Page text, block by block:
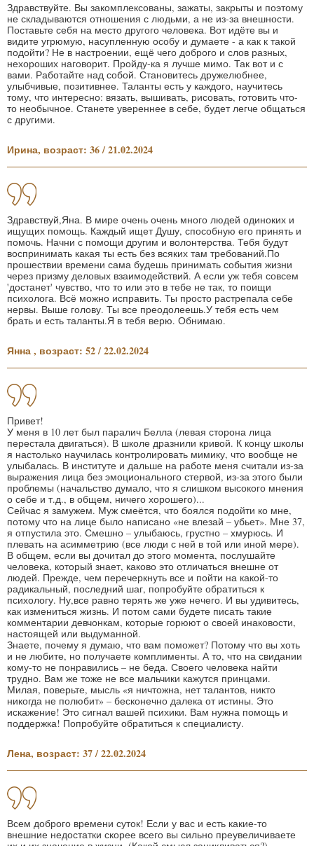
Здравствуйте. Вы закомплексованы, зажаты, закрыты и поэтому
не складываются отношения с людьми, а не из-за внешности.
Поставьте себя на место другого человека. Вот идёте вы и
видите угрюмую, насупленную особу и думаете - а как к такой
подойти? Не в настроении, ещё чего доброго и слов разных,
нехороших наговорит. Пройду-ка я лучше мимо. Так вот и с
вами. Работайте над собой. Становитесь дружелюбнее,
улыбчивые, позитивнее. Таланты есть у каждого, научитесь
тому, что интересно: вязать, вышивать, рисовать, готовить что-
то необычное. Станете увереннее в себе, будет легче общаться
с другими.
Ирина, возраст: 36 / 21.02.2024
Здравствуй,Яна. В мире очень очень много людей одиноких и
ищущих помощь. Каждый ищет Душу, способную его принять и
помочь. Начни с помощи другим и волонтерства. Тебя будут
воспринимать какая ты есть без всяких там требований.По
прошествии времени сама будешь принимать события жизни
через призму деловых взаимодействий. А если уж тебя совсем
'достанет' чувство, что то или это в тебе не так, то поищи
психолога. Всё можно исправить. Ты просто растрепала себе
нервы. Выше голову. Ты все преодолеешь.У тебя есть чем
брать и есть таланты.Я в тебя верю. Обнимаю.
Янна , возраст: 52 / 22.02.2024
Привет!
У меня в 10 лет был паралич Белла (левая сторона лица
перестала двигаться). В школе дразнили кривой. К концу школы
я настолько научилась контролировать мимику, что вообще не
улыбалась. В институте и дальше на работе меня считали из-за
выражения лица без эмоционального стервой, из-за этого были
проблемы (начальство думало, что я слишком высокого мнения
о себе и т.д., в общем, ничего хорошего)...
Сейчас я замужем. Муж смеётся, что боялся подойти ко мне,
потому что на лице было написано «не влезай – убьет». Мне 37,
я отпустила это. Смешно – улыбаюсь, грустно – хмурюсь. И
плевать на асимметрию (все люди с ней в той или иной мере).
В общем, если вы дочитал до этого момента, послушайте
человека, который знает, каково это отличаться внешне от
людей. Прежде, чем перечеркнуть все и пойти на какой-то
радикальный, последний шаг, попробуйте обратиться к
психологу. Ну,все равно терять же уже нечего. И вы удивитесь,
как измениться жизнь. И потом сами будете писать такие
комментарии девчонкам, которые горюют о своей инаковости,
настоящей или выдуманной.
Знаете, почему я думаю, что вам поможет? Потому что вы хоть
и не любите, но получаете комплименты. А то, что на свидании
кому-то не понравились – не беда. Своего человека найти
трудно. Вам же тоже не все мальчики кажутся принцами.
Милая, поверьте, мысль «я ничтожна, нет талантов, никто
никогда не полюбит» – бесконечно далека от истины. Это
искажение! Это сигнал вашей психики. Вам нужна помощь и
поддержка! Попробуйте обратиться к специалисту.
Лена, возраст: 37 / 22.02.2024
Всем доброго времени суток! Если у вас и есть какие-то
внешние недостатки скорее всего​ вы сильно преувеличиваете